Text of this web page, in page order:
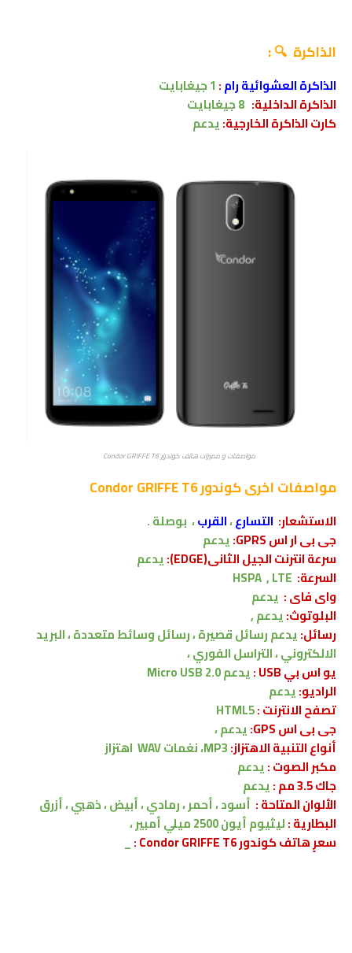
الذاكرة 🔍 :
الذاكرة العشوائية رام: 1 جيغابايت
الذاكرة الداخلية: 8جيغابايت
كارت الذاكرة الخارجية:يدعم
مواصفات و مميزات هاتف كوندور Condor GRIFFE T6
مواصفات اخرىكوندور Condor GRIFFE T6
الاستشعار: التسارع،القرب، بوصلة .
جى بى ار اس GPRS:
يدعم
سرعة انترنت الجيل الثانى(EDGE):
يدعم
السرعة: HSPA , LTE
واى فاى : يدعم
البلوتوث:يدعم ,
رسائل:يدعمرسائل قصيرة ، رسائل وسائط متعددة ، البريد
الالكتروني ، التراسل الفوري ،
يو اس بي USB :
يدعمMicro USB 2.0
الراديو:يدعم
تصفح الانترنت :HTML5
جى بى اس GPS:
يدعم ،
أنواع التنبية الاهتزاز:
اهتزاز
مكبر الصوت :يدعم
جاك 3.5 مم :
يدعم
الألوان المتاحة : أسود ، أحمر ، رمادي ، أبيض ، ذهبي ، أزرق
البطارية :ليثيوم أيون 2500 ميلي أمبير ،
سعرٍ هاتف كوندور Condor GRIFFE T6 :
_